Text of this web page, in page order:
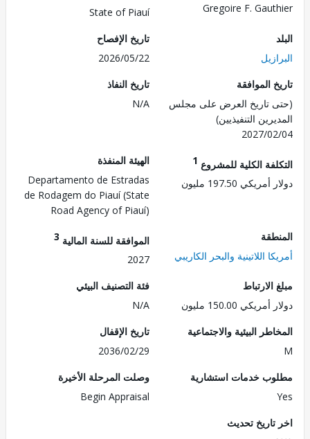
Gregoire F.
State of Piauí
تاريخ الإفصاح
2026/05/22
الموافقة
تاريخ العرض على مجلس
التنفيذيين)
2027/
تاريخ النفاذ
N/A
الكلية للمشروع1
197.50 مليون
الهيئة المنفذة
Departamento de Estradas
de Rodagem do Piauí (State
Road Agency of Piauí)
اللاتينية والبحر الكاريبي
الموافقة للسنة المالية3
2027
150.00 مليون
فئة التصنيف البيئي
N/A
البيئية والاجتماعية
تاريخ الإقفال
2036/02/29
خدمات استشارية
وصلت المرحلة الأخيرة
Begin Appraisal
تحديث